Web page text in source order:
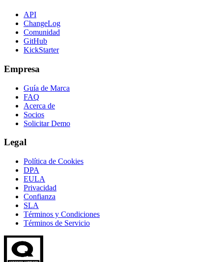
API
ChangeLog
Comunidad
GitHub
KickStarter
Empresa
Guía de Marca
FAQ
Acerca de
Socios
Solicitar Demo
Legal
Política de Cookies
DPA
EULA
Privacidad
Confianza
SLA
Términos y Condiciones
Términos de Servicio